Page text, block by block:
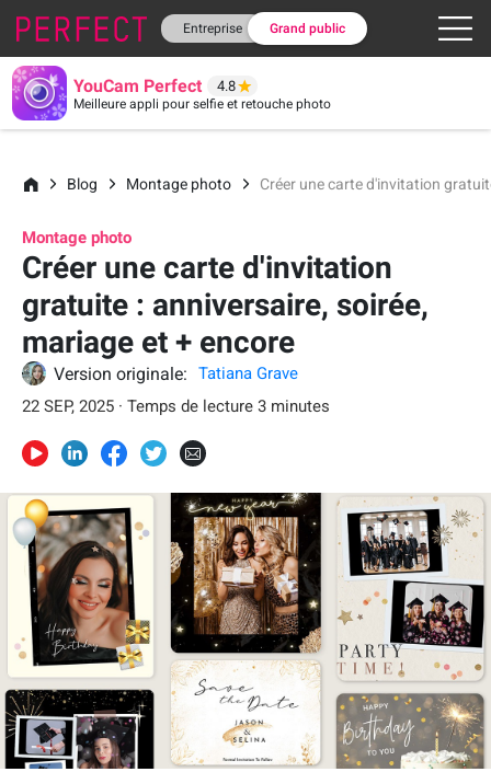
Entreprise Grand public
YouCam Perfect 4.8
Meilleure appli pour selfie et retouche photo
Blog Montage photo Créer une carte d'invitation
Montage photo
Créer une carte d'invitation
gratuite : anniversaire, soirée,
mariage et + encore
Version originale:
Tatiana Grave
22 SEP, 2025 · Temps de lecture 3 minutes